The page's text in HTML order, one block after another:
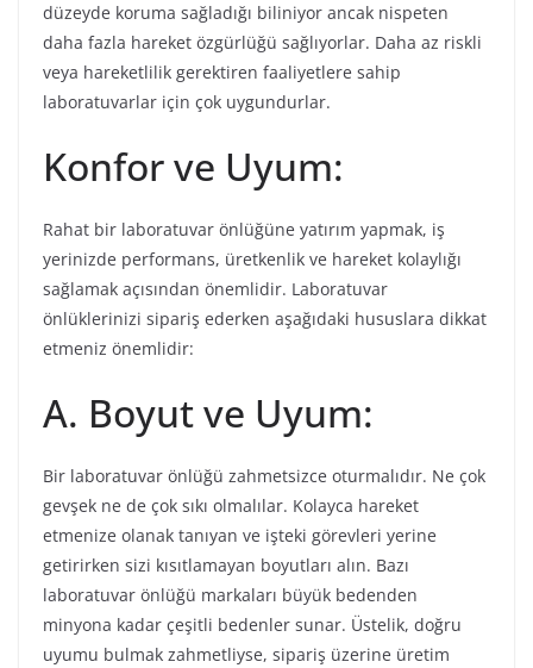
düzeyde koruma sağladığı biliniyor ancak nispeten
daha fazla hareket özgürlüğü sağlıyorlar. Daha az riskli
veya hareketlilik gerektiren faaliyetlere sahip
laboratuvarlar için çok uygundurlar.
Konfor ve Uyum:
Rahat bir laboratuvar önlüğüne yatırım yapmak, iş
yerinizde performans, üretkenlik ve hareket kolaylığı
sağlamak açısından önemlidir. Laboratuvar
önlüklerinizi sipariş ederken aşağıdaki hususlara dikkat
etmeniz önemlidir:
A. Boyut ve Uyum:
Bir laboratuvar önlüğü zahmetsizce oturmalıdır. Ne çok
gevşek ne de çok sıkı olmalılar. Kolayca hareket
etmenize olanak tanıyan ve işteki görevleri yerine
getirirken sizi kısıtlamayan boyutları alın. Bazı
laboratuvar önlüğü markaları büyük bedenden
minyona kadar çeşitli bedenler sunar. Üstelik, doğru
uyumu bulmak zahmetliyse, sipariş üzerine üretim